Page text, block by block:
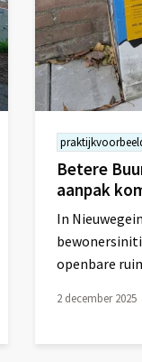
Betere
aanpak
In
openbare
2 december 2025